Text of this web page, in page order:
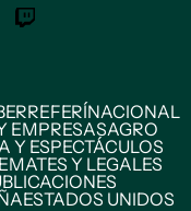
REFERÍNACIONAL
EMPRESASAGRO
Y ESPECTÁCULOS
Y LEGALES
ESTADOS UNIDOS